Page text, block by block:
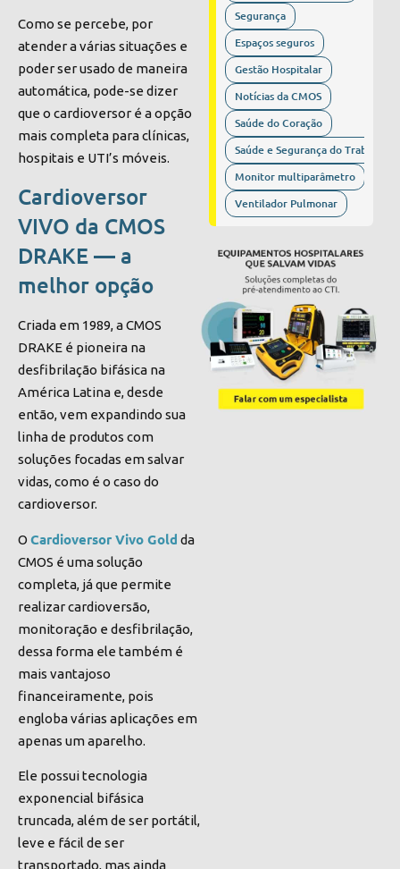
Como se percebe, por
atender a várias situações e
poder ser usado de maneira
automática, pode-se dizer
que o cardioversor é a opção
mais completa para clínicas,
hospitais e UTI’s móveis.
Cardioversor
VIVO da CMOS
DRAKE — a
melhor opção
Criada em 1989, a CMOS
DRAKE é pioneira na
desfibrilação bifásica na
América Latina e, desde
então, vem expandindo sua
linha de produtos com
soluções focadas em salvar
vidas, como é o caso do
cardioversor.
O Cardioversor Vivo Gold da
CMOS é uma solução
completa, já que permite
realizar cardioversão,
monitoração e desfibrilação,
dessa forma ele também é
mais vantajoso
financeiramente, pois
engloba várias aplicações em
apenas um aparelho.
Ele possui tecnologia
exponencial bifásica
truncada, além de ser portátil,
leve e fácil de ser
transportado, mas ainda
Segurança
Espaços seguros
Gestão Hospitalar
Notícias da CMOS
Saúde do Coração
Saúde e Segurança do Trabalho
Monitor multiparâmetro
Ventilador Pulmonar